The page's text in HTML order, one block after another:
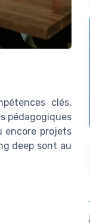
clés,
pédagogiques
encore projets
deep sont au